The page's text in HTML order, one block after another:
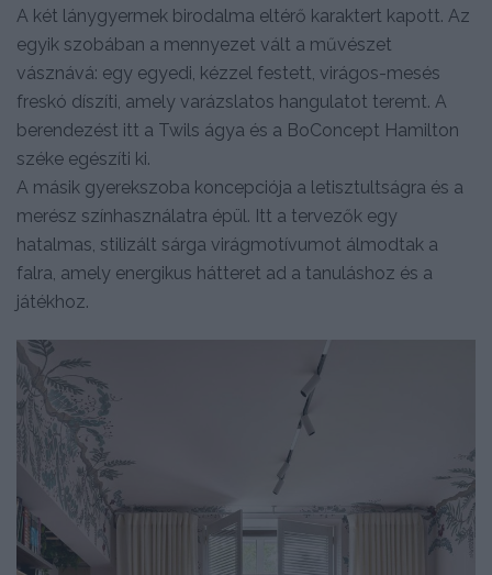
A két lánygyermek birodalma eltérő karaktert kapott. Az
egyik szobában a mennyezet vált a művészet
vásznává: egy egyedi, kézzel festett, virágos-mesés
freskó díszíti, amely varázslatos hangulatot teremt. A
berendezést itt a Twils ágya és a BoConcept Hamilton
széke egészíti ki.
A másik gyerekszoba koncepciója a letisztultságra és a
merész színhasználatra épül. Itt a tervezők egy
hatalmas, stilizált sárga virágmotívumot álmodtak a
falra, amely energikus hátteret ad a tanuláshoz és a
játékhoz.